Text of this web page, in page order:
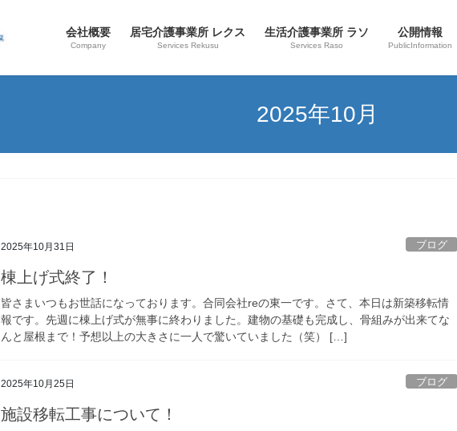
会社概要
Company
居宅介護事業所 レクス
Services Rekusu
生活介護事業所 ラソ
Services Raso
公開情報
PublicInformation
2025年10月
2025年10月31日 ブログ
棟上げ式終了！
皆さまいつもお世話になっております。合同会社reの東一です。さて、本日は新築移転情
報です。先週に棟上げ式が無事に終わりました。建物の基礎も完成し、骨組みが出来てな
んと屋根まで！予想以上の大きさに一人で驚いていました（笑） […]
2025年10月25日 ブログ
施設移転工事について！